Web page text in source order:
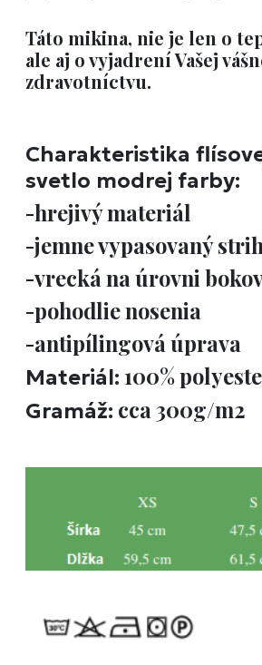
Táto mikina, nie je len o
ale aj o vyjadrení Vašej
zdravotníctvu.
Charakteristika
svetlo modrej farby:
-hrejivý materiál
-jemne vypasovaný strih
-vrecká na úrovni
-pohodlie nosenia
-antipílingová úprava
Materiál: 100%
Gramáž: cca 300g/m2